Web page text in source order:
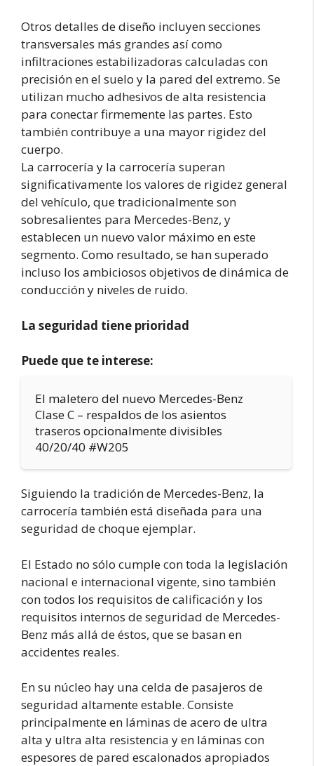
Otros detalles de diseño incluyen secciones
transversales más grandes así como
infiltraciones estabilizadoras calculadas con
precisión en el suelo y la pared del extremo. Se
utilizan mucho adhesivos de alta resistencia
para conectar firmemente las partes. Esto
también contribuye a una mayor rigidez del
cuerpo.
La carrocería y la carrocería superan
significativamente los valores de rigidez general
del vehículo, que tradicionalmente son
sobresalientes para Mercedes-Benz, y
establecen un nuevo valor máximo en este
segmento. Como resultado, se han superado
incluso los ambiciosos objetivos de dinámica de
conducción y niveles de ruido.
La seguridad tiene prioridad
Puede que te interese:
El maletero del nuevo Mercedes-Benz
Clase C – respaldos de los asientos
traseros opcionalmente divisibles
40/20/40 #W205
Siguiendo la tradición de Mercedes-Benz, la
carrocería también está diseñada para una
seguridad de choque ejemplar.
El Estado no sólo cumple con toda la legislación
nacional e internacional vigente, sino también
con todos los requisitos de calificación y los
requisitos internos de seguridad de Mercedes-
Benz más allá de éstos, que se basan en
accidentes reales.
En su núcleo hay una celda de pasajeros de
seguridad altamente estable. Consiste
principalmente en láminas de acero de ultra
alta y ultra alta resistencia y en láminas con
espesores de pared escalonados apropiados